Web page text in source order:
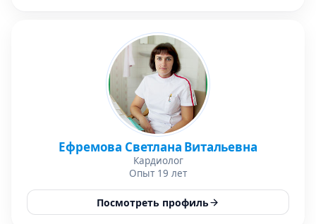
Ефремова Светлана Витальевна
Кардиолог
Опыт 19 лет
Посмотреть профиль